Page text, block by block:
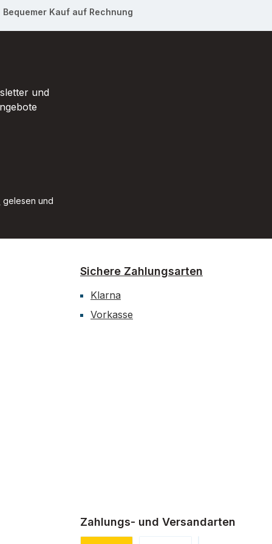
Bequemer Kauf auf Rechnung
und
gelesen und
Sichere Zahlungsarten
Klarna
Vorkasse
Zahlungs- und Versandarten